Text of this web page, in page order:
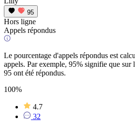
95
Hors ligne
Appels répondus
Le pourcentage d'appels répondus est
appels. Par exemple, 95% signifie que sur
95 ont été répondus.
100%
4.7
32